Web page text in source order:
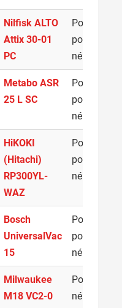
Nilfisk ALTO
Attix 30-01
PC
Porzsák,
porzsák
nélküli
Metabo ASR
25 L SC
Porzsák,
porzsák
nélküli
HiKOKI
(Hitachi)
RP300YL-
WAZ
Porzsák,
porzsák
nélküli
Bosch
UniversalVac
15
Porzsák,
porzsák
nélküli
Milwaukee
M18 VC2-0
Porzsák
nélküli